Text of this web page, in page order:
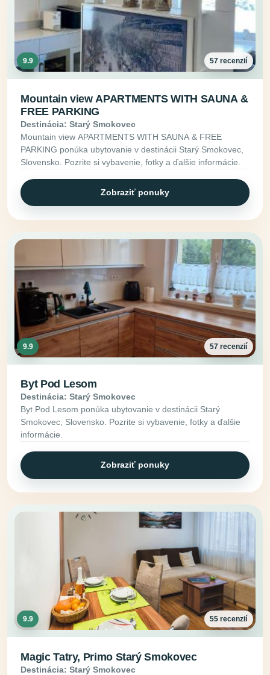
9.9 57 recenzií
Mountain view APARTMENTS WITH SAUNA &
FREE PARKING
Destinácia: Starý Smokovec
Mountain view APARTMENTS WITH SAUNA & FREE
PARKING ponúka ubytovanie v destinácii Starý Smokovec,
Slovensko. Pozrite si vybavenie, fotky a ďalšie informácie.
Zobraziť ponuky
9.9 57 recenzií
Byt Pod Lesom
Destinácia: Starý Smokovec
Byt Pod Lesom ponúka ubytovanie v destinácii Starý
Smokovec, Slovensko. Pozrite si vybavenie, fotky a ďalšie
informácie.
Zobraziť ponuky
9.9 55 recenzií
Magic Tatry, Primo Starý Smokovec
Destinácia: Starý Smokovec